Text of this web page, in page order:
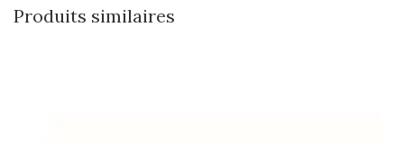
Produits similaires